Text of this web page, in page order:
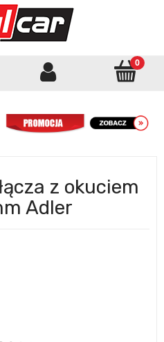
z okuciem
Adler